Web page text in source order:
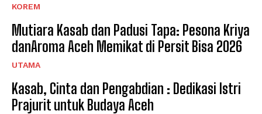
KOREM
Mutiara Kasab dan Padusi Tapa: Pesona Kriya
danAroma Aceh Memikat di Persit Bisa 2026
UTAMA
Kasab, Cinta dan Pengabdian : Dedikasi Istri
Prajurit untuk Budaya Aceh